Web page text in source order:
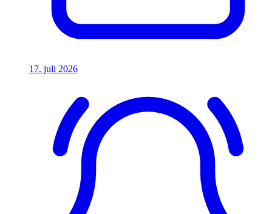
17. juli 2026